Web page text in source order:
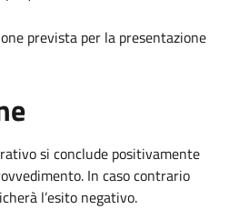
prevista per la presentazione
si conclude positivamente
In caso contrario
l’esito negativo.